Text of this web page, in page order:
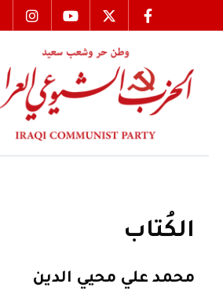
الكُتاب
محمد علي محيي الدين